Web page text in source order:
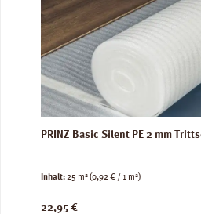
PRINZ Basic Silent PE 2 mm
Inhalt:25 m²(0,92 € / 1 m²)
Regulärer Preis:
22,95 €